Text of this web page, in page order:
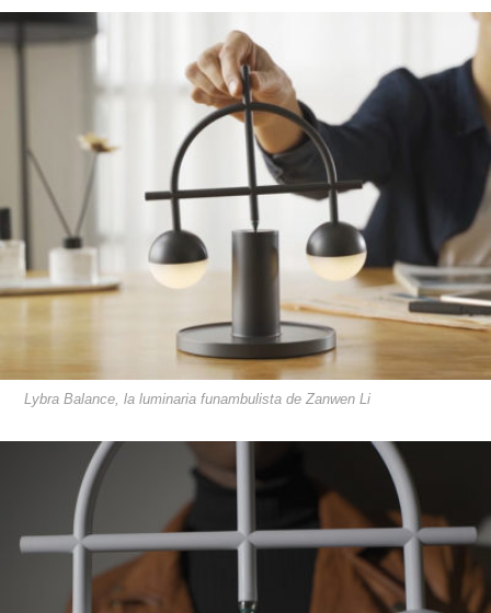
Lybra Balance, la luminaria funambulista de Zanwen Li